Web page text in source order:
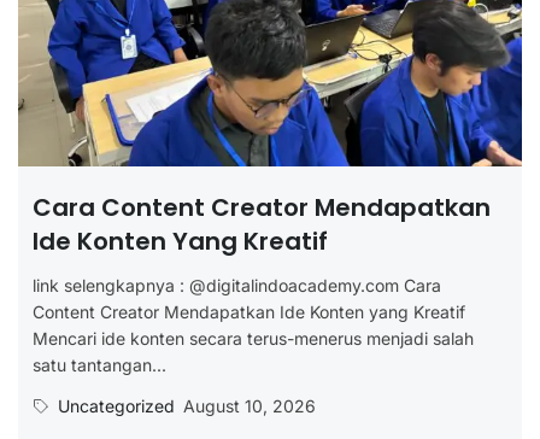
Cara Content Creator Mendapatkan
Ide Konten Yang Kreatif
link selengkapnya : @digitalindoacademy.com Cara
Content Creator Mendapatkan Ide Konten yang Kreatif
Mencari ide konten secara terus-menerus menjadi salah
satu tantangan...
Uncategorized August 10, 2026